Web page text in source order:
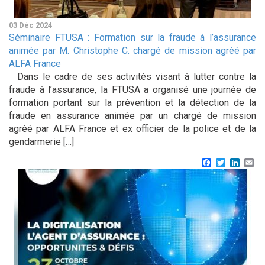
03 Déc 2024
Séminaire FTUSA : Formation sur la fraude à l’assurance
animée par M. Christophe C. chargé de mission agréé par
ALFA France
Dans le cadre de ses activités visant à lutter contre la
fraude à l’assurance, la FTUSA a organisé une journée de
formation portant sur la prévention et la détection de la
fraude en assurance animée par un chargé de mission
agréé par ALFA France et ex officier de la police et de la
gendarmerie […]
Facebook
Twitter